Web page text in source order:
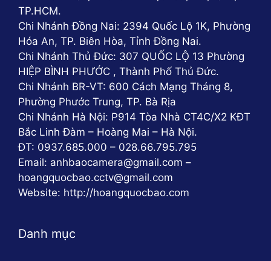
TP.HCM.
Chi Nhánh Đồng Nai: 2394 Quốc Lộ 1K, Phường
Hóa An, TP. Biên Hòa, Tỉnh Đồng Nai.
Chi Nhánh Thủ Đức: 307 QUỐC LỘ 13 Phường
HIỆP BÌNH PHƯỚC , Thành Phố Thủ Đức.
Chi Nhánh BR-VT: 600 Cách Mạng Tháng 8,
Phường Phước Trung, TP. Bà Rịa
Chi Nhánh Hà Nội: P914 Tòa Nhà CT4C/X2 KĐT
Bắc Linh Đàm – Hoàng Mai – Hà Nội.
ĐT: 0937.685.000 – 028.66.795.795
Email: anhbaocamera@gmail.com –
hoangquocbao.cctv@gmail.com
Website: http://hoangquocbao.com
Danh mục